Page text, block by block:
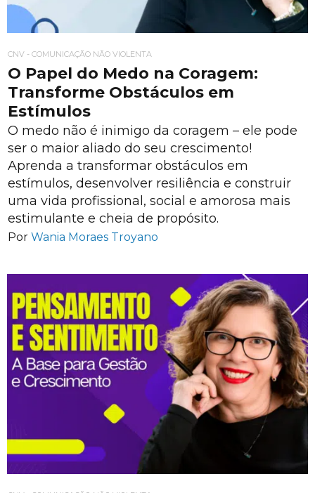
CNV - COMUNICAÇÃO NÃO VIOLENTA
O Papel do Medo na Coragem:
Transforme Obstáculos em
Estímulos
O medo não é inimigo da coragem – ele pode
ser o maior aliado do seu crescimento!
Aprenda a transformar obstáculos em
estímulos, desenvolver resiliência e construir
uma vida profissional, social e amorosa mais
estimulante e cheia de propósito.
Por Wania Moraes Troyano